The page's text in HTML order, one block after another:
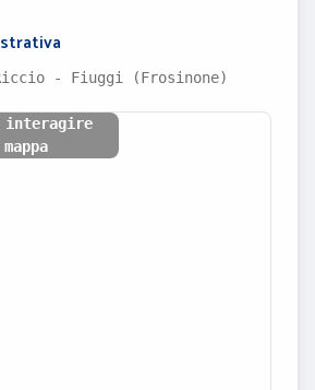
- Fiuggi (Frosinone)
interagire